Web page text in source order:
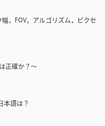
，FOV，アルゴリズム，ピクセ
正確か？〜
語は？